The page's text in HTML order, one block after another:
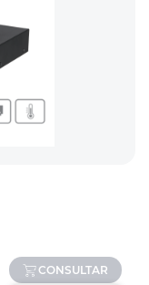
CONSULTAR